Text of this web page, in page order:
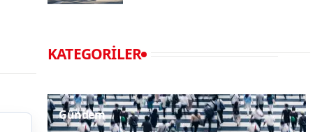
KATEGORILER
Gündem